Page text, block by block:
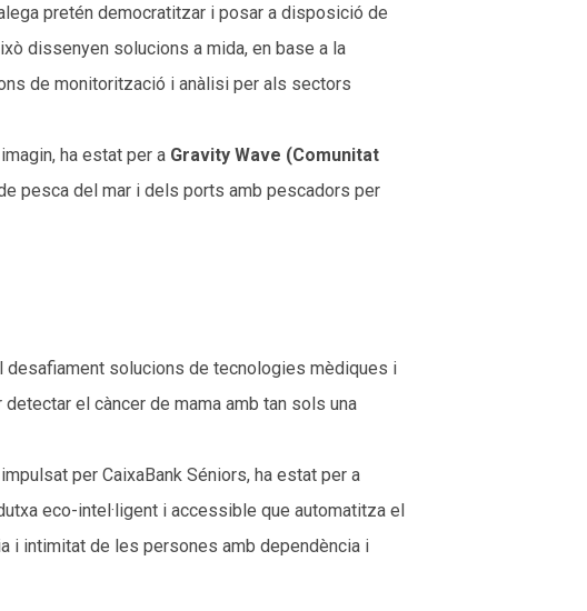
pretén democratitzar i posar a disposició de
dissenyen solucions a mida, en base a la
de monitorització i anàlisi per als sectors
ha estat per a Gravity Wave (Comunitat
pesca del mar i dels ports amb pescadors per
desafiament solucions de tecnologies mèdiques i
el càncer de mama amb tan sols una
per CaixaBank Séniors, ha estat per a
eco-intel·ligent i accessible que automatitza el
i intimitat de les persones amb dependència i